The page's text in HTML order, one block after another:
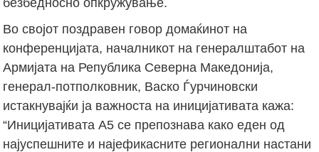
Во својот поздравен говор домаќинот на
конференцијата, началникот на генералштабот на
Армијата на Република Северна Македонија,
генерал-потполковник, Васко Ѓурчиновски
истакнувајќи ја важноста на иницијативата кажа:
“Иницијативата А5 се препознава како еден од
најуспешните и најефикасните регионални настани